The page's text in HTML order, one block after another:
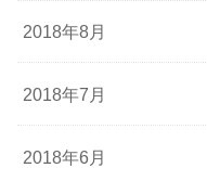
2018年8月
2018年7月
2018年6月